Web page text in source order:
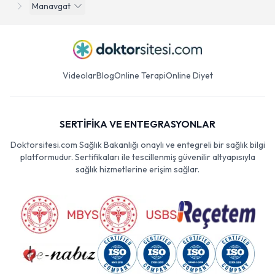
Manavgat
VideolarBlogOnline TerapiOnline Diyet
SERTİFİKA VE ENTEGRASYONLAR
Doktorsitesi.com Sağlık Bakanlığı onaylı ve entegreli bir sağlık bilgi
platformudur. Sertifikaları ile tescillenmiş güvenilir altyapısıyla
sağlık hizmetlerine erişim sağlar.